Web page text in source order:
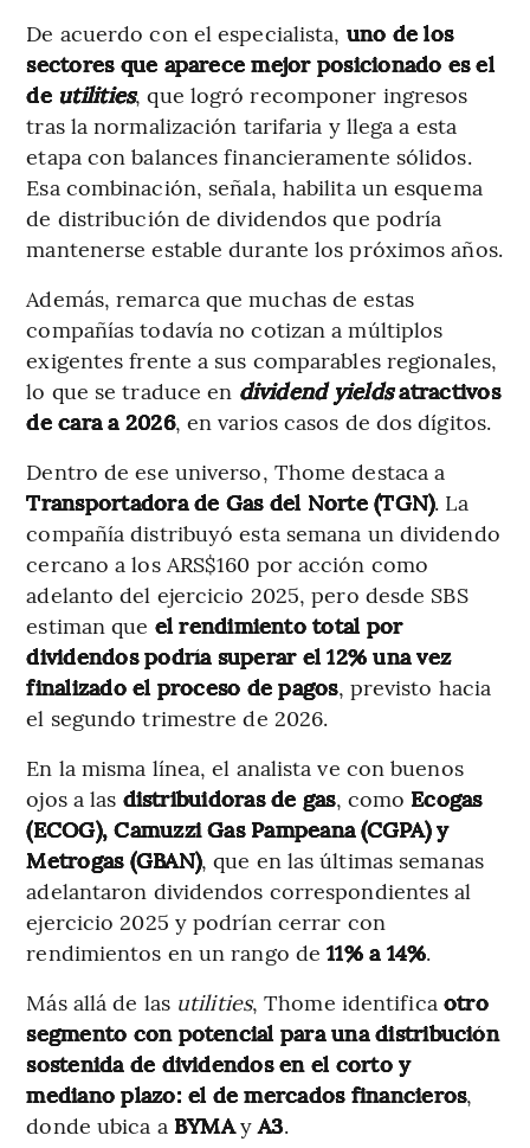
De acuerdo con el especialista, uno de los
sectores que aparece mejor posicionado es el
de utilities, que logró recomponer ingresos
tras la normalización tarifaria y llega a esta
etapa con balances financieramente sólidos.
Esa combinación, señala, habilita un esquema
de distribución de dividendos que podría
mantenerse estable durante los próximos años.
Además, remarca que muchas de estas
compañías todavía no cotizan a múltiplos
exigentes frente a sus comparables regionales,
lo que se traduce en dividend yieldsatractivos
de cara a 2026, en varios casos de dos dígitos.
Dentro de ese universo, Thome destaca a
Transportadora de Gas del Norte (TGN). La
compañía distribuyó esta semana un dividendo
cercano a los ARS$160 por acción como
adelanto del ejercicio 2025, pero desde SBS
estiman que el rendimiento total por
dividendos podría superar el 12% una vez
finalizado el proceso de pagos, previsto hacia
el segundo trimestre de 2026.
En la misma línea, el analista ve con buenos
ojos a las distribuidoras de gas, como Ecogas
(ECOG), Camuzzi Gas Pampeana (CGPA) y
Metrogas (GBAN), que en las últimas semanas
adelantaron dividendos correspondientes al
ejercicio 2025 y podrían cerrar con
rendimientos en un rango de11% a 14%.
Más allá de las utilities, Thome identifica otro
segmento con potencial para una distribución
sostenida de dividendos en el corto y
mediano plazo: el de mercados financieros,
donde ubica a BYMAyA3.